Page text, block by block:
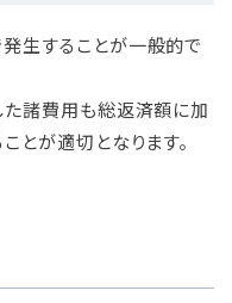
生することが一般的で
た諸費用も総返済額に加
とが適切となります。